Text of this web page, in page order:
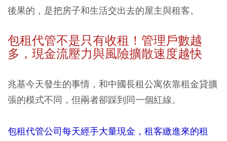
後果的，是把房子和生活交出去的屋主與租客。
包租代管不是只有收租！管理戶數越
多，現金流壓力與風險擴散速度越快
兆基今天發生的事情，和中國長租公寓依靠租金貸擴
張的模式不同，但兩者卻踩到同一個紅線。
包租代管公司每天經手大量現金，租客繳進來的租